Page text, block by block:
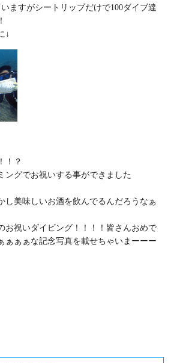
ますがシートリップだけで100ダイブ達
！？
ングでお祝いする事ができました
し美味しいお酒を飲んでるんだろうなぁ
お祝いダイビング！！！！皆さんおめで
ぁぁぁな記念写真を載せちゃいまーーー